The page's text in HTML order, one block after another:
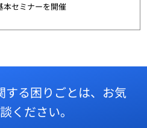
本セミナーを開催
る困りごとは、 お気
ください。